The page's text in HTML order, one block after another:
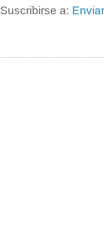
Suscribirse a: